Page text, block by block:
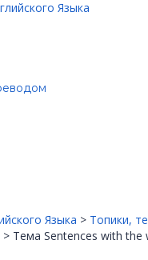
Языка > Топики,
> Тема Sentences with the